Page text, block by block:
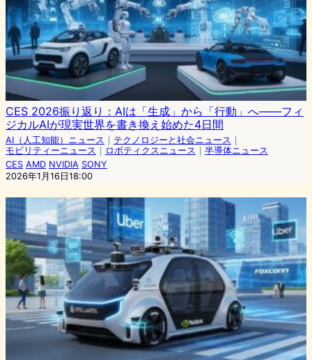
CES 2026振り返り：AIは「生成」から「行動」へ――フィ
ジカルAIが現実世界を書き換え始めた4日間
AI（人工知能）ニュース ｜ テクノロジーと社会ニュース ｜
モビリティーニュース ｜ ロボティクスニュース ｜ 半導体ニュース
CES AMD NVIDIA SONY
2026年1月16日18:00